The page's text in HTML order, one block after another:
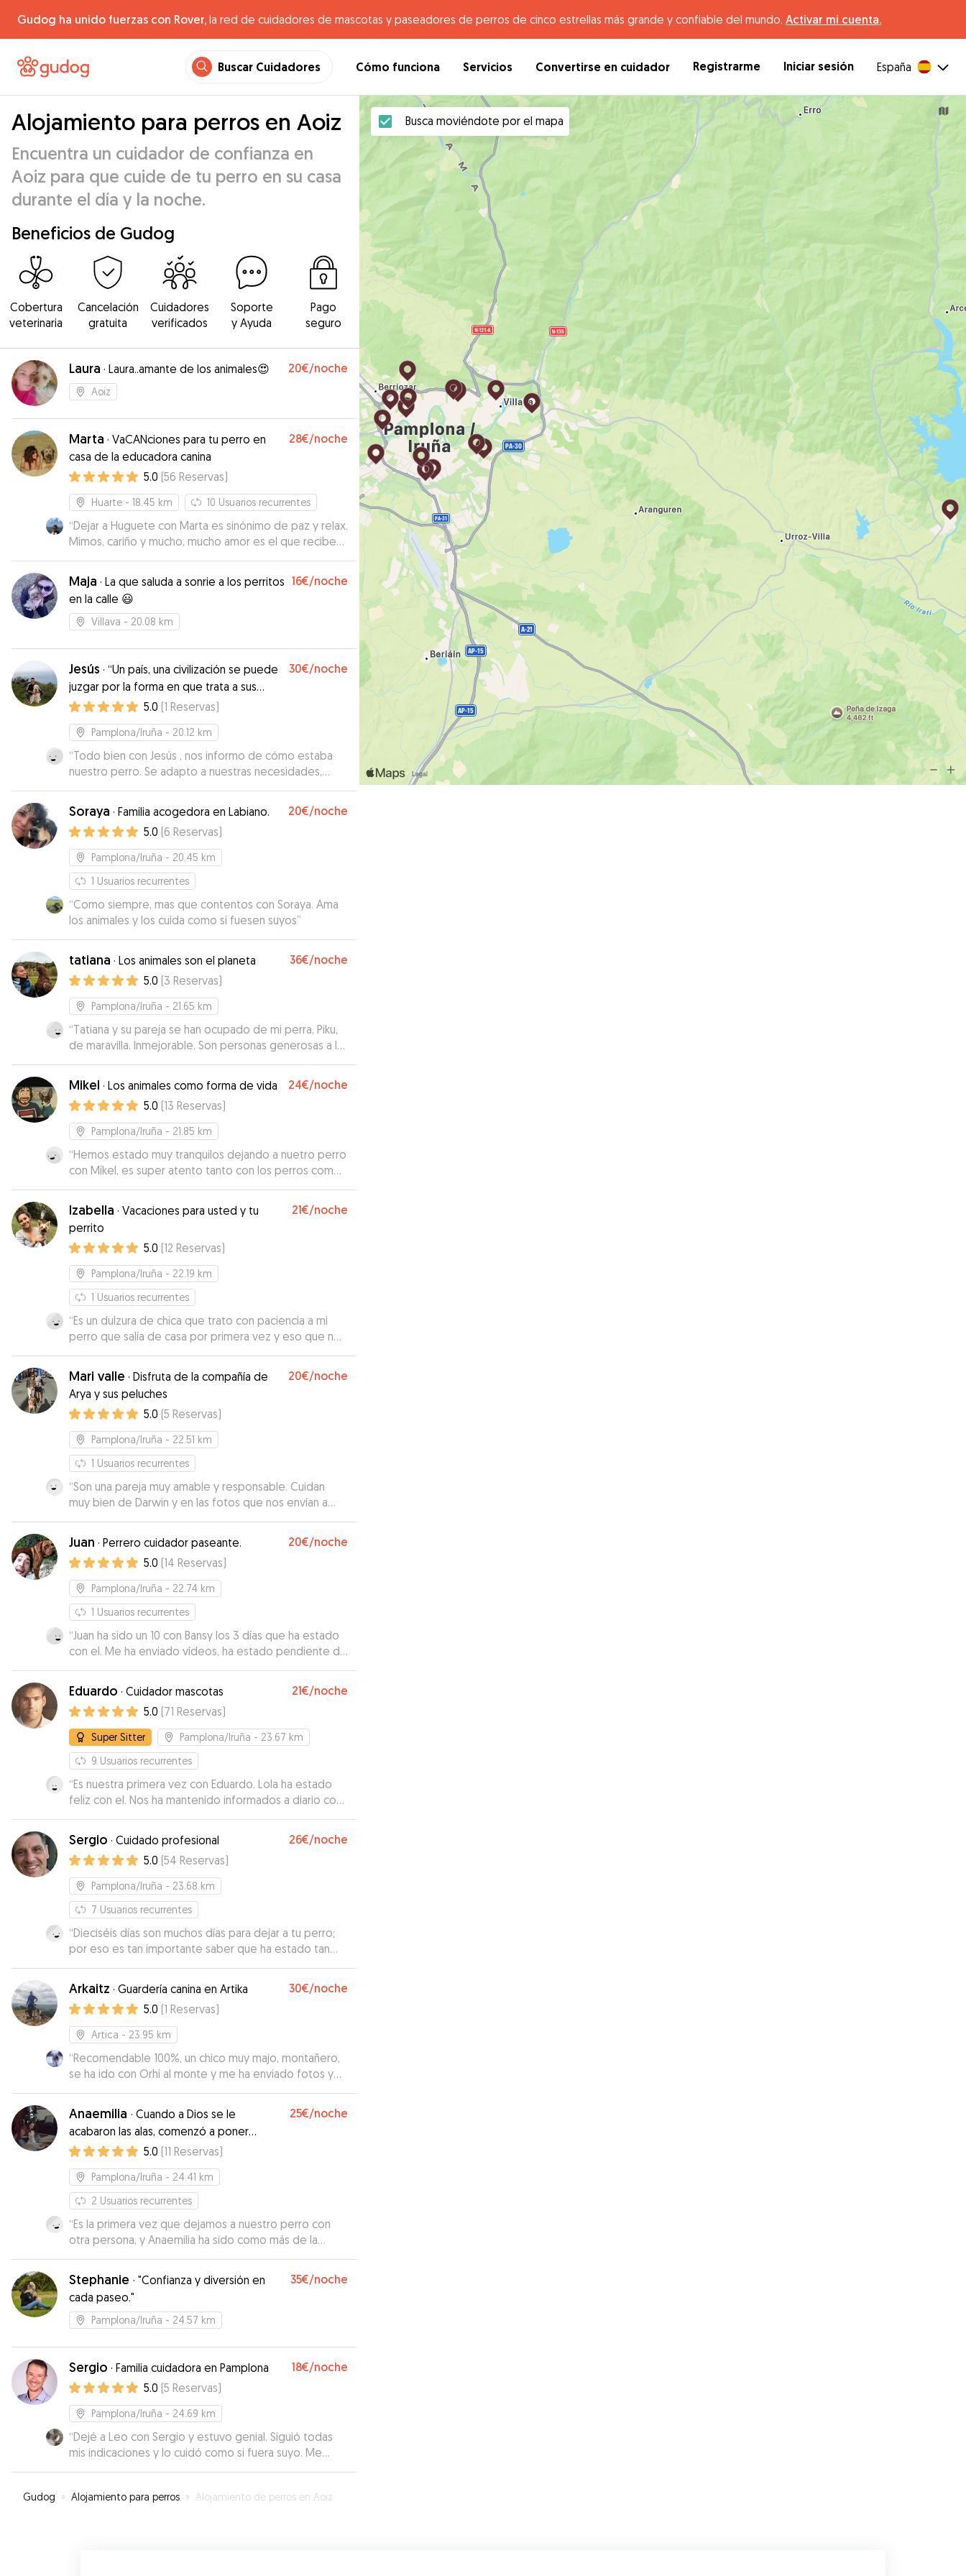
Gudog ha unido fuerzas con Rover, la red de cuidadores de mascotas y paseadores de perros de cinco estrellas más grande y confiable del mundo. Activar mi cuenta.
Buscar Cuidadores Cómo funciona Servicios Convertirse en cuidador Registrarme Iniciar sesión España
Alojamiento para perros en Aoiz
Encuentra un cuidador de confianza en
Aoiz para que cuide de tu perro en su casa
durante el día y la noche.
Beneficios de Gudog
Cobertura
veterinaria
Cancelación
gratuita
Cuidadores
verificados
Soporte
y Ayuda
Pago
seguro
Laura · Laura..amante de los animales😍 20€/noche
Aoiz
Marta · VaCANciones para tu perro en
casa de la educadora canina
28€/noche
5.0 (56 Reservas)
Huarte - 18.45 km 10 Usuarios recurrentes
“Dejar a Huguete con Marta es sinónimo de paz y relax.
Mimos, cariño y mucho, mucho amor es el que recibe
Hugo. Eternamente agradecida una vez más.
Información diaria de paseos, comidas... Mil gracias por
cuidar del abuelito pirata Marta ”
Maja · La que saluda a sonrie a los perritos
en la calle 😃
16€/noche
Villava - 20.08 km
Jesús · “Un país, una civilización se puede
juzgar por la forma en que trata a sus
animales”
30€/noche
5.0 (1 Reservas)
Pamplona/Iruña - 20.12 km
“Todo bien con Jesús , nos informo de cómo estaba
nuestro perro. Se adapto a nuestras necesidades,
repetiríamos encantados.”
Soraya · Familia acogedora en Labiano. 20€/noche
5.0 (6 Reservas)
Pamplona/Iruña - 20.45 km
1 Usuarios recurrentes
“Como siempre, mas que contentos con Soraya. Ama
los animales y los cuida como si fuesen suyos”
tatiana · Los animales son el planeta 36€/noche
5.0 (3 Reservas)
Pamplona/Iruña - 21.65 km
“Tatiana y su pareja se han ocupado de mi perra, Piku,
de maravilla. Inmejorable. Son personas generosas a la
escucha de las necesidades del animal a su cargo, con
gran empatía y respeto.
Mikel · Los animales como forma de vida 24€/noche
5.0 (13 Reservas)
Pamplona/Iruña - 21.85 km
“Hemos estado muy tranquilos dejando a nuetro perro
con Mikel, es super atento tanto con los perros como
con los dueños, todos los dias nos mandaba videos y
nos iba contando como estaba Romeo. Sin duda
repetiremos!”
Izabella · Vacaciones para usted y tu
perrito
21€/noche
5.0 (12 Reservas)
Pamplona/Iruña - 22.19 km
1 Usuarios recurrentes
“Es un dulzura de chica que trato con paciencia a mi
perro que salía de casa por primera vez y eso que no
se lo puso nada fácil. Mil gracias Repetiré sin duda”
Mari valle · Disfruta de la compañía de
Arya y sus peluches
20€/noche
5.0 (5 Reservas)
Pamplona/Iruña - 22.51 km
1 Usuarios recurrentes
“Son una pareja muy amable y responsable. Cuidan
muy bien de Darwin y en las fotos que nos envían a
diario, se ve a Darwin tranquilo con ellos. Repetiremos
sin duda.
Juan · Perrero cuidador paseante. 20€/noche
5.0 (14 Reservas)
Pamplona/Iruña - 22.74 km
1 Usuarios recurrentes
“Juan ha sido un 10 con Bansy los 3 días que ha estado
con el. Me ha enviado vídeos, ha estado pendiente de
todo. Sin duda, repetiré con él.”
Eduardo · Cuidador mascotas 21€/noche
5.0 (71 Reservas)
Super Sitter Pamplona/Iruña - 23.67 km
9 Usuarios recurrentes
“Es nuestra primera vez con Eduardo. Lola ha estado
feliz con el. Nos ha mantenido informados a diario con
fotos y videos. Sin duda alguna, repetiremos!!!”
Sergio · Cuidado profesional 26€/noche
5.0 (54 Reservas)
Pamplona/Iruña - 23.68 km
7 Usuarios recurrentes
“Dieciséis días son muchos días para dejar a tu perro;
por eso es tan importante saber que ha estado tan
bien cuidado como con nosotros mismos y que lo ha
pasado fenomenal con los otros perros... Sergi, Belén,
muchas gracias!!”
Arkaitz · Guardería canina en Artika 30€/noche
5.0 (1 Reservas)
Artica - 23.95 km
“Recomendable 100%, un chico muy majo, montañero,
se ha ido con Orhi al monte y me ha enviado fotos y
vídeos. La casa con jardín genial y los perros están a su
aire. Repetiré sin dudarlo!
Anaemilia · Cuando a Dios se le
acabaron las alas, comenzó a poner
patitas.
25€/noche
5.0 (11 Reservas)
Pamplona/Iruña - 24.41 km
2 Usuarios recurrentes
“Es la primera vez que dejamos a nuestro perro con
otra persona, y Anaemilia ha sido como más de la
familia para él. Se quedó un fin de semana con ella y
nos mantuvo informados de todo, cuando lo sacaba al
paseo, o cuando jugaba con el en casa... Si tuviésemos
que repetir, sin dudarlo contigo Anaemilia!
Stephanie · "Confianza y diversión en
cada paseo."
35€/noche
Pamplona/Iruña - 24.57 km
Sergio · Familia cuidadora en Pamplona 18€/noche
5.0 (5 Reservas)
Pamplona/Iruña - 24.69 km
“Dejé a Leo con Sergio y estuvo genial. Siguió todas
mis indicaciones y lo cuidó como si fuera suyo. Me
estuvo informando todo el tiempo. Repetiremos sin
Gudog » Alojamiento para perros » Alojamiento de perros en Aoiz
Busca moviéndote por el mapa